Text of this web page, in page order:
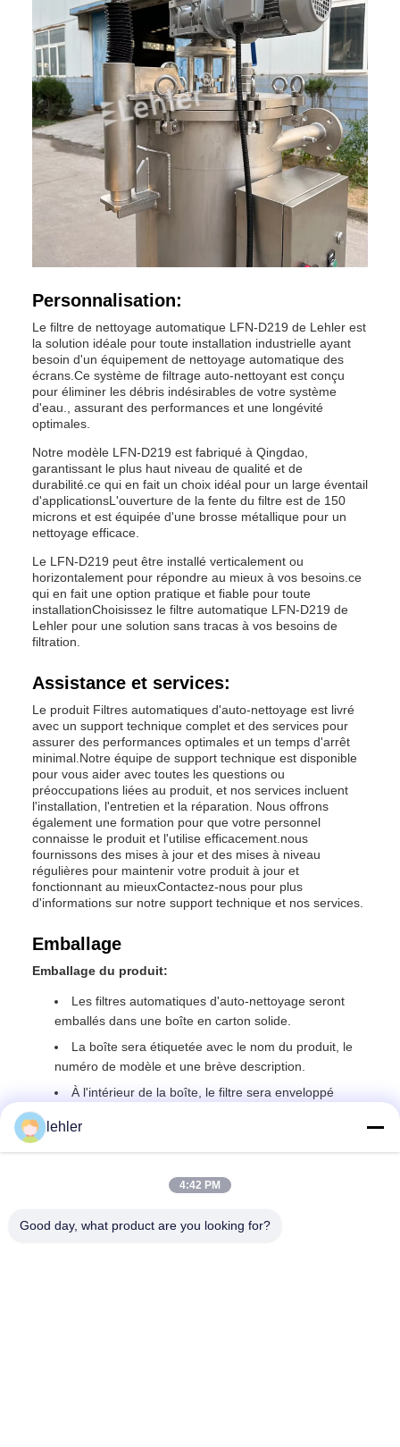
Personnalisation:
Le filtre de nettoyage automatique LFN-D219 de Lehler est
la solution idéale pour toute installation industrielle ayant
besoin d'un équipement de nettoyage automatique des
écrans.Ce système de filtrage auto-nettoyant est conçu
pour éliminer les débris indésirables de votre système
d'eau., assurant des performances et une longévité
optimales.
Notre modèle LFN-D219 est fabriqué à Qingdao,
garantissant le plus haut niveau de qualité et de
durabilité.ce qui en fait un choix idéal pour un large éventail
d'applicationsL'ouverture de la fente du filtre est de 150
microns et est équipée d'une brosse métallique pour un
nettoyage efficace.
Le LFN-D219 peut être installé verticalement ou
horizontalement pour répondre au mieux à vos besoins.ce
qui en fait une option pratique et fiable pour toute
installationChoisissez le filtre automatique LFN-D219 de
Lehler pour une solution sans tracas à vos besoins de
filtration.
Assistance et services:
Le produit Filtres automatiques d'auto-nettoyage est livré
avec un support technique complet et des services pour
assurer des performances optimales et un temps d'arrêt
minimal.Notre équipe de support technique est disponible
pour vous aider avec toutes les questions ou
préoccupations liées au produit, et nos services incluent
l'installation, l'entretien et la réparation. Nous offrons
également une formation pour que votre personnel
connaisse le produit et l'utilise efficacement.nous
fournissons des mises à jour et des mises à niveau
régulières pour maintenir votre produit à jour et
fonctionnant au mieuxContactez-nous pour plus
d'informations sur notre support technique et nos services.
Emballage
Emballage du produit:
Les filtres automatiques d'auto-nettoyage seront
emballés dans une boîte en carton solide.
La boîte sera étiquetée avec le nom du produit, le
numéro de modèle et une brève description.
À l'intérieur de la boîte, le filtre sera enveloppé
pendant l'expédition.
Balises:
lehler
4:42 PM
Good day, what product are you looking for?